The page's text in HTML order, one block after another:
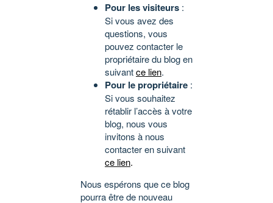
Pour les visiteurs :
Si vous avez des
questions, vous
pouvez contacter le
propriétaire du blog en
suivantce lien.
Pour le propriétaire :
Si vous souhaitez
rétablir l’accès à votre
blog, nous vous
invitons à nous
contacter en suivant
ce lien.
Nous espérons que ce blog
pourra être de nouveau